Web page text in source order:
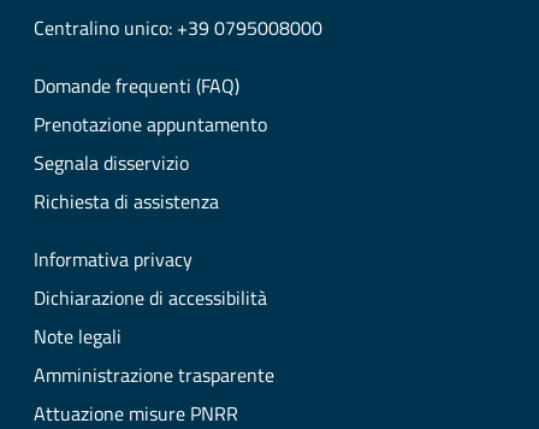
Centralino unico: +39 0795008000
Domande frequenti (FAQ)
Prenotazione appuntamento
Segnala disservizio
Richiesta di assistenza
Informativa privacy
Dichiarazione di accessibilità
Note legali
Amministrazione trasparente
Attuazione misure PNRR